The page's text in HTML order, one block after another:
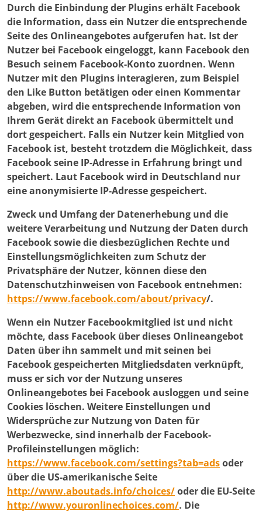
Durch die Einbindung der Plugins erhält Facebook
die Information, dass ein Nutzer die entsprechende
Seite des Onlineangebotes aufgerufen hat. Ist der
Nutzer bei Facebook eingeloggt, kann Facebook den
Besuch seinem Facebook-Konto zuordnen. Wenn
Nutzer mit den Plugins interagieren, zum Beispiel
den Like Button betätigen oder einen Kommentar
abgeben, wird die entsprechende Information von
Ihrem Gerät direkt an Facebook übermittelt und
dort gespeichert. Falls ein Nutzer kein Mitglied von
Facebook ist, besteht trotzdem die Möglichkeit, dass
Facebook seine IP-Adresse in Erfahrung bringt und
speichert. Laut Facebook wird in Deutschland nur
eine anonymisierte IP-Adresse gespeichert.
Zweck und Umfang der Datenerhebung und die
weitere Verarbeitung und Nutzung der Daten durch
Facebook sowie die diesbezüglichen Rechte und
Einstellungsmöglichkeiten zum Schutz der
Privatsphäre der Nutzer, können diese den
Datenschutzhinweisen von Facebook entnehmen:
https://www.facebook.com/about/privacy/.
Wenn ein Nutzer Facebookmitglied ist und nicht
möchte, dass Facebook über dieses Onlineangebot
Daten über ihn sammelt und mit seinen bei
Facebook gespeicherten Mitgliedsdaten verknüpft,
muss er sich vor der Nutzung unseres
Onlineangebotes bei Facebook ausloggen und seine
Cookies löschen. Weitere Einstellungen und
Widersprüche zur Nutzung von Daten für
Werbezwecke, sind innerhalb der Facebook-
Profileinstellungen möglich:
https://www.facebook.com/settings?tab=adsoder
über die US-amerikanische Seite
http://www.aboutads.info/choices/oder die EU-Seite
http://www.youronlinechoices.com/. Die